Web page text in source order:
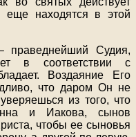
еще находятся в этой
праведнейший Судия,
в соответствии с
Воздаяние Его
что даром Он не
из того, что
и Иакова, сынов
чтобы ее сыновья